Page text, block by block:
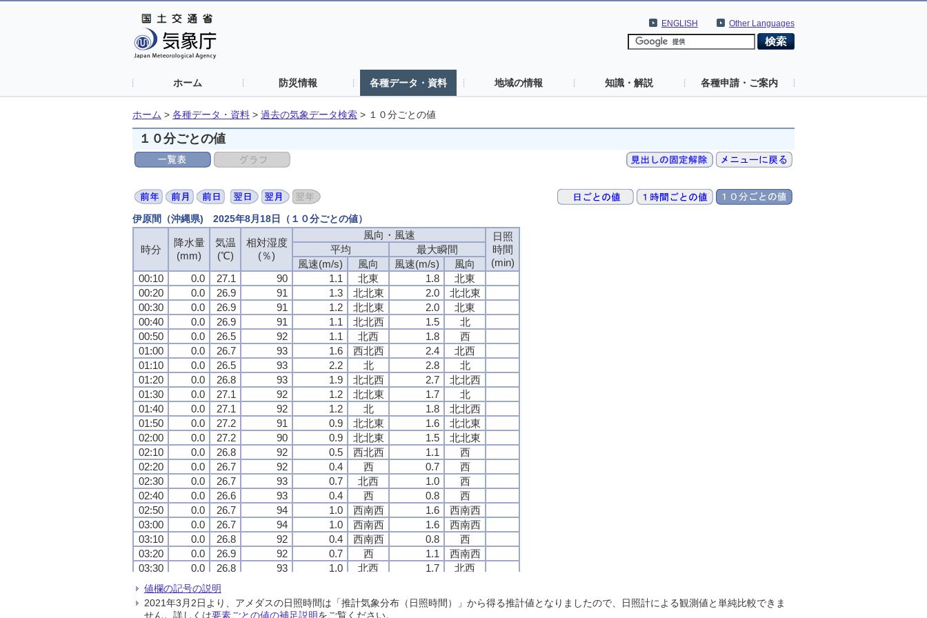
Other Languages
ENGLISH
ホーム 防災情報 各種データ・資料 地域の情報 知識・解説 各種申請・ご案内
ホーム > 各種データ・資料 > 過去の気象データ検索 > １０分ごとの値
１０分ごとの値
伊原間（沖縄県) 2025年8月18日（１０分ごとの値）
時分
降水量
(mm)
気温
(℃)
相対湿度
(％)
風向・風速
日照
時間
(min)
平均
最大瞬間
風速(m/s)
風向 風速(m/s)
風向
00:10
0.0 27.1 90 1.1 北東 1.8
北東
00:20
0.0 26.9 91 1.3 北北東 2.0
北北東
00:30
0.0 26.9 91 1.2 北北東 2.0
北東
00:40
0.0 26.9 91 1.1 北北西 1.5
北
00:50
0.0 26.5 92 1.1 北西 1.8
西
01:00
0.0 26.7 93 1.6 西北西 2.4
北西
01:10
0.0 26.5 93 2.2 北 2.8
北
01:20
0.0 26.8 93 1.9 北北西 2.7
北北西
01:30
0.0 27.1 92 1.2 北北東 1.7
北
01:40
0.0 27.1 92 1.2 北 1.8
北北西
01:50
0.0 27.2 91 0.9 北北東 1.6
北北東
02:00
0.0 27.2 90 0.9 北北東 1.5
北北東
02:10
0.0 26.8 92 0.5 西北西 1.1
西
02:20
0.0 26.7 92 0.4 西 0.7
西
02:30
0.0 26.7 93 0.7 北西 1.0
西
02:40
0.0 26.6 93 0.4 西 0.8
西
02:50
0.0 26.7 94 1.0 西南西 1.6
西南西
03:00
0.0 26.7 94 1.0 西南西 1.6
西南西
03:10
0.0 26.8 92 0.4 西南西 0.8
西
03:20
0.0 26.9 92 0.7 西 1.1
西南西
03:30
0.0 26.8 93 1.0 北西 1.7
北西
03:40
0.0 26.8
03:50
0.0 26.7 92 0.5 北北西 1.0
北北東
04:00
0.0 27.0 92 0.6 西北西 1.2 北西
時分
降水量
(mm)
気温
(℃)
相対湿度
(％)
風向・風速
日照
時間
(min)
平均
最大瞬間
風速(m/s)
風向 風速(m/s)
風向
00:10
0.0 27.1 90 1.1 北東 1.8
北東
00:20
0.0 26.9 91 1.3 北北東 2.0
北北東
00:30
0.0 26.9 91 1.2 北北東 2.0
北東
00:40
0.0 26.9 91 1.1 北北西 1.5
北
00:50
0.0 26.5 92 1.1 北西 1.8
西
01:00
0.0 26.7 93 1.6 西北西 2.4
北西
01:10
0.0 26.5 93 2.2 北 2.8
北
01:20
0.0 26.8 93 1.9 北北西 2.7
北北西
01:30
0.0 27.1 92 1.2 北北東 1.7
北
01:40
0.0 27.1 92 1.2 北 1.8
北北西
01:50
0.0 27.2 91 0.9 北北東 1.6
北北東
02:00
0.0 27.2 90 0.9 北北東 1.5
北北東
02:10
0.0 26.8 92 0.5 西北西 1.1
西
02:20
0.0 26.7 92 0.4 西 0.7
西
02:30
0.0 26.7 93 0.7 北西 1.0
西
02:40
0.0 26.6 93 0.4 西 0.8
西
02:50
0.0 26.7 94 1.0 西南西 1.6
西南西
03:00
0.0 26.7 94 1.0 西南西 1.6
西南西
03:10
0.0 26.8 92 0.4 西南西 0.8
西
03:20
0.0 26.9 92 0.7 西 1.1
西南西
03:30
0.0 26.8 93 1.0 北西 1.7
北西
03:40
0.0 26.8
03:50
0.0 26.7 92 0.5 北北西 1.0
北北東
04:00
0.0 27.0 92 0.6 西北西 1.2 北西
時分
降水量
(mm)
気温
(℃)
相対湿度
(％)
風向・風速
日照
時間
(min)
平均
最大瞬間
風速(m/s)
風向 風速(m/s)
風向
00:10
0.0 27.1 90 1.1 北東 1.8
北東
00:20
0.0 26.9 91 1.3 北北東 2.0
北北東
00:30
0.0 26.9 91 1.2 北北東 2.0
北東
00:40
0.0 26.9 91 1.1 北北西 1.5
北
00:50
0.0 26.5 92 1.1 北西 1.8
西
01:00
0.0 26.7 93 1.6 西北西 2.4
北西
01:10
0.0 26.5 93 2.2 北 2.8
北
01:20
0.0 26.8 93 1.9 北北西 2.7
北北西
01:30
0.0 27.1 92 1.2 北北東 1.7
北
01:40
0.0 27.1 92 1.2 北 1.8
北北西
01:50
0.0 27.2 91 0.9 北北東 1.6
北北東
02:00
0.0 27.2 90 0.9 北北東 1.5
北北東
02:10
0.0 26.8 92 0.5 西北西 1.1
西
02:20
0.0 26.7 92 0.4 西 0.7
西
02:30
0.0 26.7 93 0.7 北西 1.0
西
02:40
0.0 26.6 93 0.4 西 0.8
西
02:50
0.0 26.7 94 1.0 西南西 1.6
西南西
03:00
0.0 26.7 94 1.0 西南西 1.6
西南西
03:10
0.0 26.8 92 0.4 西南西 0.8
西
03:20
0.0 26.9 92 0.7 西 1.1
西南西
03:30
0.0 26.8 93 1.0 北西 1.7
北西
03:40
0.0 26.8
03:50
0.0 26.7 92 0.5 北北西 1.0
北北東
04:00
0.0 27.0 92 0.6 西北西 1.2 北西
時分
降水量
(mm)
気温
(℃)
相対湿度
(％)
風向・風速
日照
時間
(min)
平均
最大瞬間
風速(m/s)
風向 風速(m/s)
風向
00:10
0.0 27.1 90 1.1 北東 1.8
北東
00:20
0.0 26.9 91 1.3 北北東 2.0
北北東
00:30
0.0 26.9 91 1.2 北北東 2.0
北東
00:40
0.0 26.9 91 1.1 北北西 1.5
北
00:50
0.0 26.5 92 1.1 北西 1.8
西
01:00
0.0 26.7 93 1.6 西北西 2.4
北西
01:10
0.0 26.5 93 2.2 北 2.8
北
01:20
0.0 26.8 93 1.9 北北西 2.7
北北西
01:30
0.0 27.1 92 1.2 北北東 1.7
北
01:40
0.0 27.1 92 1.2 北 1.8
北北西
01:50
0.0 27.2 91 0.9 北北東 1.6
北北東
02:00
0.0 27.2 90 0.9 北北東 1.5
北北東
02:10
0.0 26.8 92 0.5 西北西 1.1
西
02:20
0.0 26.7 92 0.4 西 0.7
西
02:30
0.0 26.7 93 0.7 北西 1.0
西
02:40
0.0 26.6 93 0.4 西 0.8
西
02:50
0.0 26.7 94 1.0 西南西 1.6
西南西
03:00
0.0 26.7 94 1.0 西南西 1.6
西南西
03:10
0.0 26.8 92 0.4 西南西 0.8
西
03:20
0.0 26.9 92 0.7 西 1.1
西南西
03:30
0.0 26.8 93 1.0 北西 1.7
北西
03:40
0.0 26.8
03:50
0.0 26.7 92 0.5 北北西 1.0
北北東
04:00
0.0 27.0 92 0.6 西北西 1.2 北西
値欄の記号の説明
2021年3月2日より、アメダスの日照時間は「推計気象分布（日照時間）」から得る推計値となりましたので、日照計による観測値と単純比較できま
せん。詳しくは要素ごとの値の補足説明をご覧ください。